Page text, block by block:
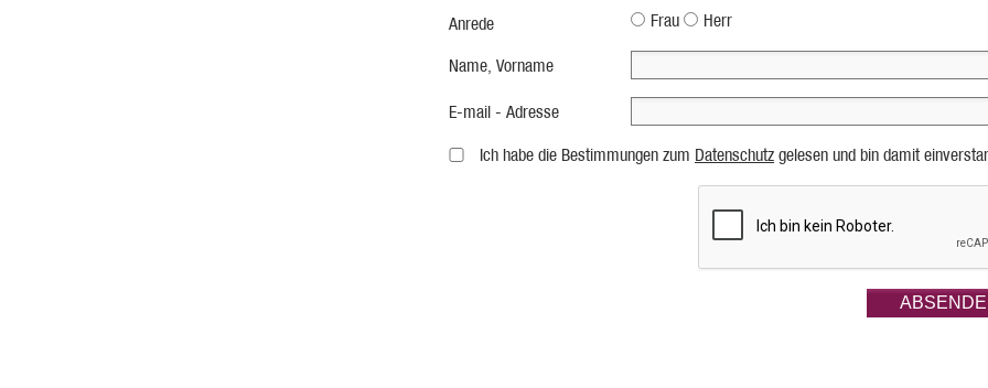
Anrede Frau Herr
Name, Vorname
E-mail - Adresse
Ich habe die Bestimmungen zum Datenschutz gelesen und bin damit